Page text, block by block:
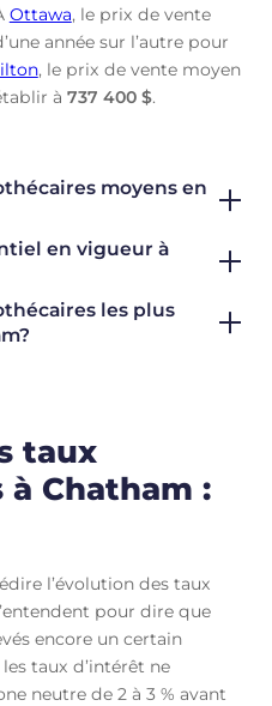
Ottawa, le prix de vente
année sur l’autre pour
, le prix de vente moyen
à 737 400 $.
moyens en
en vigueur à
les plus
taux
Chatham :
l’évolution des taux
pour dire que
encore un certain
taux d’intérêt ne
neutre de 2 à 3 % avant